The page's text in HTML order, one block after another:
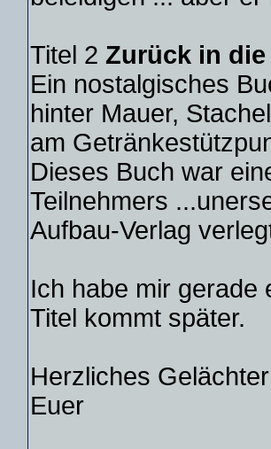
Titel 2 Zurück in
Ein nostalgisches
hinter Mauer,
am
Dieses Buch war
Teilnehmers
Aufbau-Verlag
Ich habe mir gerade
Titel kommt später.
Herzliches
Euer